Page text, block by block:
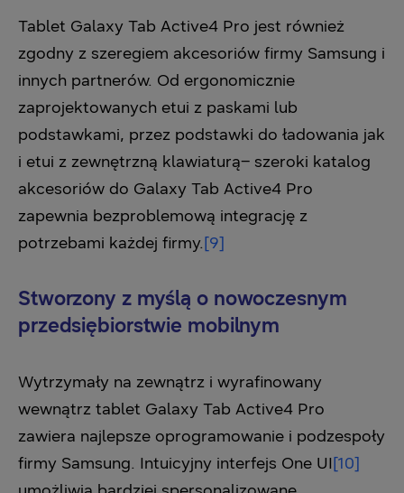
Tablet Galaxy Tab Active4 Pro jest również
zgodny z szeregiem akcesoriów firmy Samsung i
innych partnerów. Od ergonomicznie
zaprojektowanych etui z paskami lub
podstawkami, przez podstawki do ładowania jak
i etui z zewnętrzną klawiaturą– szeroki katalog
akcesoriów do Galaxy Tab Active4 Pro
zapewnia bezproblemową integrację z
potrzebami każdej firmy.[9]
Stworzony z myślą o nowoczesnym
przedsiębiorstwie mobilnym
Wytrzymały na zewnątrz i wyrafinowany
wewnątrz tablet Galaxy Tab Active4 Pro
zawiera najlepsze oprogramowanie i podzespoły
firmy Samsung. Intuicyjny interfejs One UI[10]